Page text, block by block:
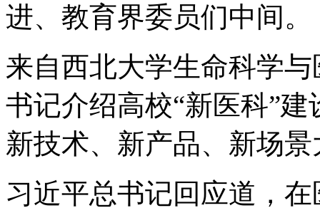
进、教育界委员们中间。
来自西北大学生命科学
书记介绍高校“新医科”
新技术、新产品、新场
习近平总书记回应道，